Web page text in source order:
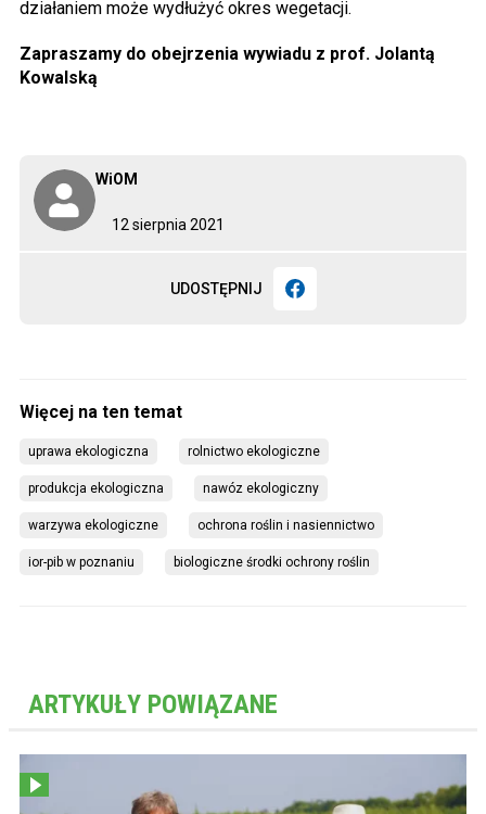
12 sierpnia 2021
WiOM
UDOSTĘPNIJ
działaniem może wydłużyć okres wegetacji.
Zapraszamy do obejrzenia wywiadu z prof. Jolantą
Kowalską
uprawa ekologiczna rolnictwo ekologiczne
produkcja ekologiczna nawóz ekologiczny
warzywa ekologiczne ochrona roślin i nasiennictwo
ior-pib w poznaniu biologiczne środki ochrony roślin
ARTYKUŁY POWIĄZANE